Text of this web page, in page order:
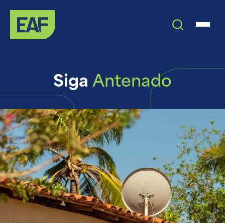
SigaAntenado